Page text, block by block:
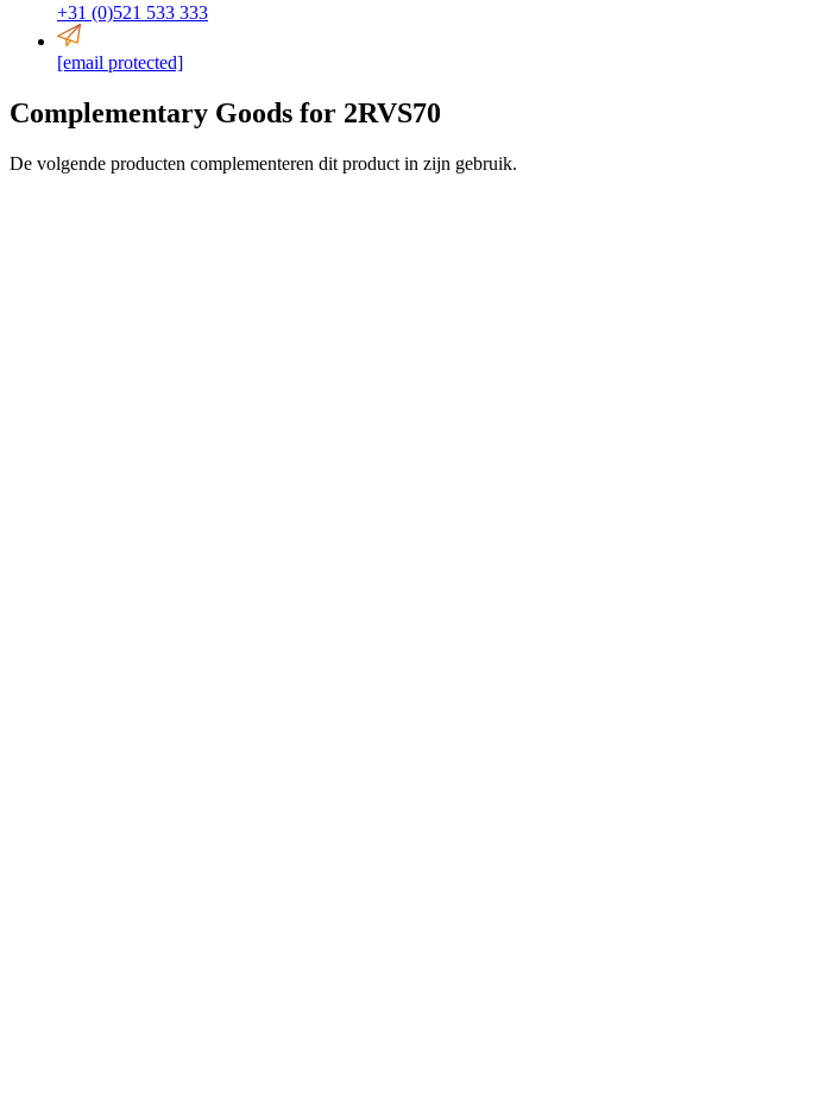
+31 (0)521 533 333
[email protected]
Complementary Goods for 2RVS70
De volgende producten complementeren dit product in zijn gebruik.